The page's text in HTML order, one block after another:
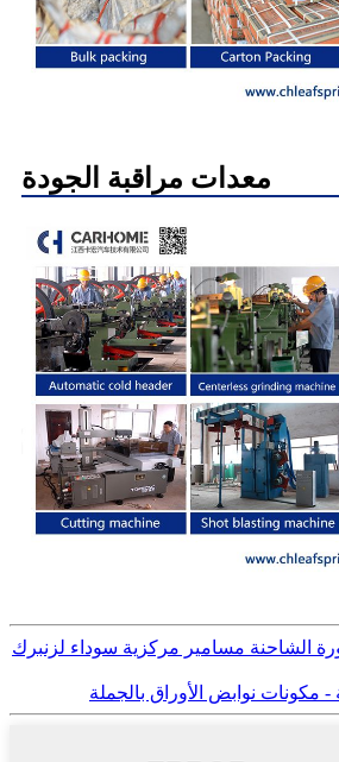
معدات مراقبة الجودة
الشاحنة مسامير مركزية سوداء لزنبرك
مكونات نوابض الأوراق بالجملة